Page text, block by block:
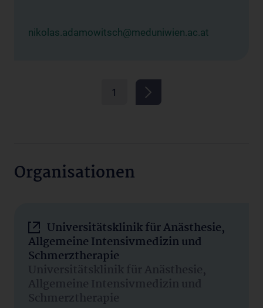
nikolas.adamowitsch@meduniwien.ac.at
1
Organisationen
Universitätsklinik für Anästhesie,
Allgemeine Intensivmedizin und
Schmerztherapie
Universitätsklinik für Anästhesie,
Allgemeine Intensivmedizin und
Schmerztherapie